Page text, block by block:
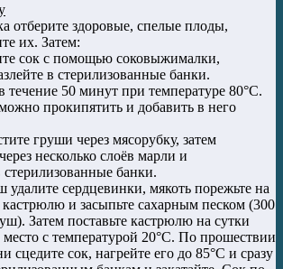
отберите здоровые, спелые плоды,
их. Затем:
сок с помощью соковыжималки,
в стерилизованные банки.
течение 50 минут при температуре 80°C.
прокипятить и добавить в него
груши через мясорубку, затем
несколько слоёв марли и
стерилизованные банки.
удалите сердцевинки, мякоть порежьте на
и засыпьте сахарным песком (300
Затем поставьте кастрюлю на сутки
с температурой 20°C. По прошествии
сцедите сок, нагрейте его до 85°C и сразу